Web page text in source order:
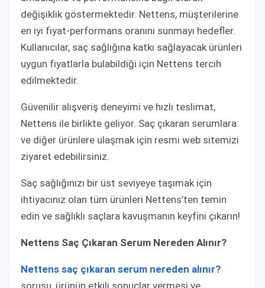
değişiklik göstermektedir. Nettens, müşterilerine
en iyi fiyat-performans oranını sunmayı hedefler.
Kullanıcılar, saç sağlığına katkı sağlayacak ürünleri
uygun fiyatlarla bulabildiği için Nettens tercih
edilmektedir.
Güvenilir alışveriş deneyimi ve hızlı teslimat,
Nettens ile birlikte geliyor. Saç çıkaran serumlara
ve diğer ürünlere ulaşmak için resmi web sitemizi
ziyaret edebilirsiniz.
Saç sağlığınızı bir üst seviyeye taşımak için
ihtiyacınız olan tüm ürünleri Nettens’ten temin
edin ve sağlıklı saçlara kavuşmanın keyfini çıkarın!
Nettens Saç Çıkaran Serum Nereden Alınır?
Nettens saç çıkaran serum nereden alınır?
sorusu, ürünün etkili sonuçlar vermesi ve